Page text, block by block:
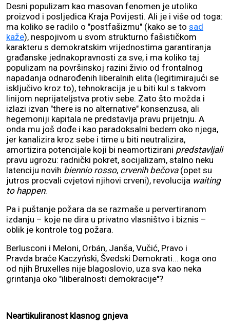
Desni populizam kao masovan fenomen je utoliko
proizvod i posljedica Kraja Povijesti. Ali je i više od toga:
ma koliko se radilo o "postfašizmu" (kako se to sad
kaže), nespojivom u svom strukturno fašističkom
karakteru s demokratskim vrijednostima garantiranja
građanske jednakopravnosti za sve, i ma koliko taj
populizam na površinskoj razini živio od frontalnog
napadanja odnarođenih liberalnih elita (legitimirajući se
isključivo kroz to), tehnokracija je u biti kul s takvom
linijom neprijateljstva protiv sebe. Zato što možda i
izlazi izvan "there is no alternative" konsenzusa, ali
hegemoniji kapitala ne predstavlja pravu prijetnju. A
onda mu još dođe i kao paradoksalni bedem oko njega,
jer kanalizira kroz sebe i time u biti neutralizira,
amortizira potencijale koji bi neamortizirani predstavljali
pravu ugrozu: radnički pokret, socijalizam, stalno neku
latenciju novih biennio rosso, crvenih bečova(opet su
jutros procvali cvjetovi njihovi crveni), revolucija waiting
to happen.
Pa i puštanje požara da se razmaše u pervertiranom
izdanju – koje ne dira u privatno vlasništvo i biznis –
oblik je kontrole tog požara.
Berlusconi i Meloni, Orbán, Janša, Vučić, Pravo i
Pravda braće Kaczyński, Švedski Demokrati... koga ono
od njih Bruxelles nije blagoslovio, uza sva kao neka
grintanja oko "iliberalnosti demokracije"?
Neartikuliranost klasnog gnjeva